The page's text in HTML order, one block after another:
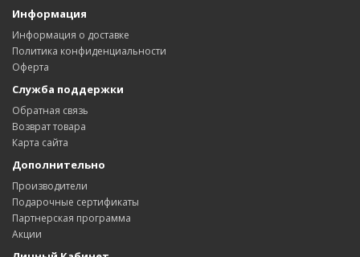
Информация
Информация о доставке
Политика конфиденциальности
Оферта
Служба поддержки
Обратная связь
Возврат товара
Карта сайта
Дополнительно
Производители
Подарочные сертификаты
Партнерская программа
Акции